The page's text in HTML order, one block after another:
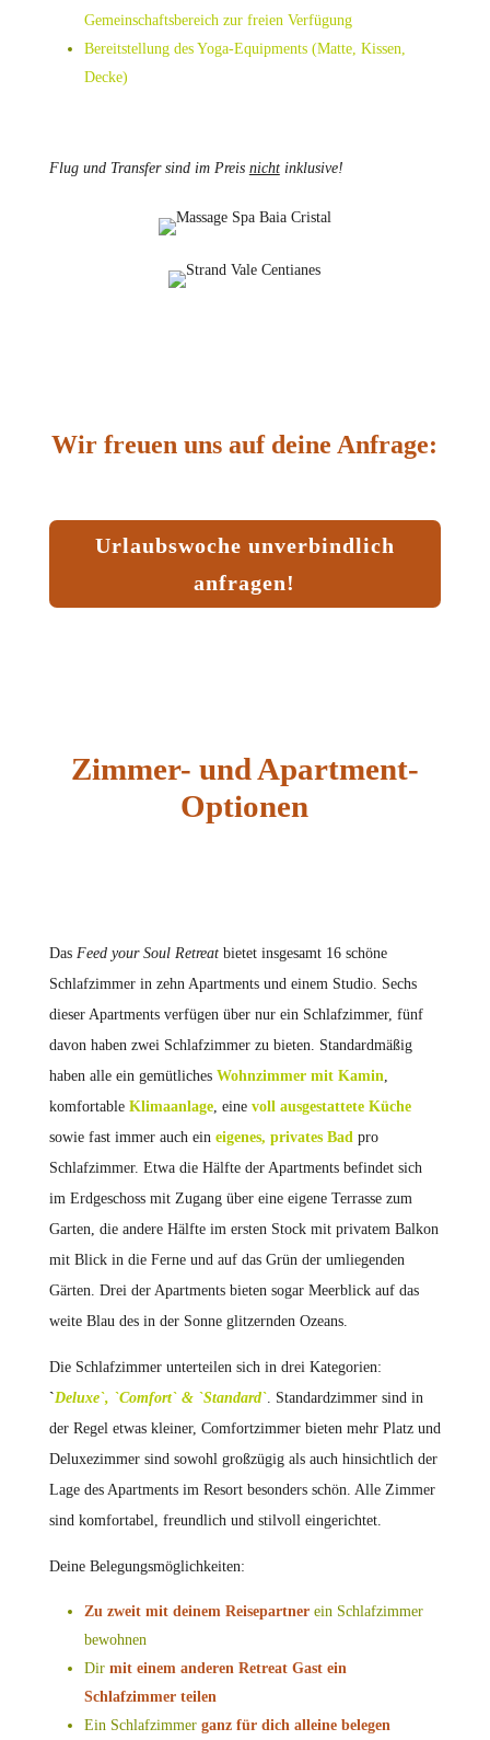
Gemeinschaftsbereich zur freien Verfügung
Bereitstellung des Yoga-Equipments (Matte, Kissen,
Decke)
Flug und Transfer sind im Preis nichtinklusive!
Wir freuen uns auf deine Anfrage:
Urlaubswoche unverbindlich
anfragen!
Zimmer- und Apartment-
Optionen
Das Feed your Soul Retreatbietet insgesamt 16 schöne
Schlafzimmer in zehn Apartments und einem Studio. Sechs
dieser Apartments verfügen über nur ein Schlafzimmer, fünf
davon haben zwei Schlafzimmer zu bieten. Standardmäßig
haben alle ein gemütliches Wohnzimmer mit Kamin,
komfortable Klimaanlage, eine voll ausgestattete Küche
sowie fast immer auch ein eigenes, privates Badpro
Schlafzimmer. Etwa die Hälfte der Apartments befindet sich
im Erdgeschoss mit Zugang über eine eigene Terrasse zum
Garten, die andere Hälfte im ersten Stock mit privatem Balkon
mit Blick in die Ferne und auf das Grün der umliegenden
Gärten. Drei der Apartments bieten sogar Meerblick auf das
weite Blau des in der Sonne glitzernden Ozeans.
Die Schlafzimmer unterteilen sich in drei Kategorien:
`Deluxe`, `Comfort` & `Standard`. Standardzimmer sind in
der Regel etwas kleiner, Comfortzimmer bieten mehr Platz und
Deluxezimmer sind sowohl großzügig als auch hinsichtlich der
Lage des Apartments im Resort besonders schön. Alle Zimmer
sind komfortabel, freundlich und stilvoll eingerichtet.
Deine Belegungsmöglichkeiten:
Zu zweit mit deinem Reisepartnerein Schlafzimmer
bewohnen
Dir mit einem anderen Retreat Gast ein
Schlafzimmer teilen
Ein Schlafzimmer ganz für dich alleine belegen